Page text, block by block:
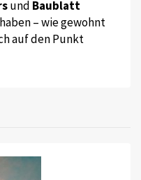
und Baublatt
– wie gewohnt
auf den Punkt